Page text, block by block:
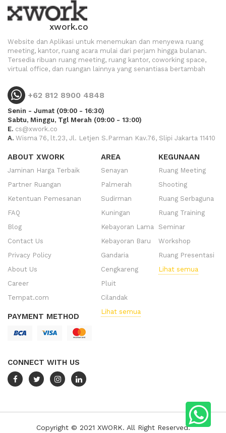
xwork.co
Website dan Aplikasi untuk menemukan dan menyewa ruang
meeting, kantor, ruang acara mulai dari perjam hingga bulanan.
Tersedia ribuan ruang meeting, ruang kantor, coworking space,
virtual office, dan ruangan lainnya yang senantiasa bertambah
+62 812 8900 4848
Senin - Jumat (09:00 - 16:30)
Sabtu, Minggu, Tgl Merah (09:00 - 13:00)
E. cs@xwork.co
A. Wisma 76, lt.23, Jl. Letjen S.Parman Kav.76, Slipi Jakarta 11410
ABOUT XWORK
Jaminan Harga Terbaik
Partner Ruangan
Ketentuan Pemesanan
FAQ
Blog
Contact Us
Privacy Policy
About Us
Career
Tempat.com
PAYMENT METHOD
CONNECT WITH US
AREA
Senayan
Palmerah
Sudirman
Kuningan
Kebayoran Lama
Kebayoran Baru
Gandaria
Cengkareng
Pluit
Cilandak
Lihat semua
KEGUNAAN
Ruang Meeting
Shooting
Ruang Serbaguna
Ruang Training
Seminar
Workshop
Ruang Presentasi
Lihat semua
Copyright © 2021 XWORK. All Right Reserved.